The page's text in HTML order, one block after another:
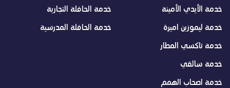
خدمة الأيدي الأمينة
خدمة ليموزين اميرة
خدمة تاكسي المطار
خدمة سائقي
خدمة اصحاب الهمم
خدمة الحافلة التجارية
خدمة الحافلة المدرسية